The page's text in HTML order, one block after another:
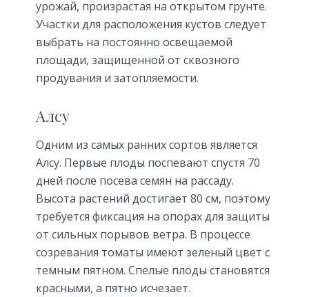
урожай, произрастая на открытом грунте.
Участки для расположения кустов следует
выбрать на постоянно освещаемой
площади, защищенной от сквозного
продувания и затопляемости.
Алсу
Одним из самых ранних сортов является
Алсу. Первые плоды поспевают спустя 70
дней после посева семян на рассаду.
Высота растений достигает 80 см, поэтому
требуется фиксация на опорах для защиты
от сильных порывов ветра. В процессе
созревания томаты имеют зеленый цвет с
темным пятном. Спелые плоды становятся
красными, а пятно исчезает.